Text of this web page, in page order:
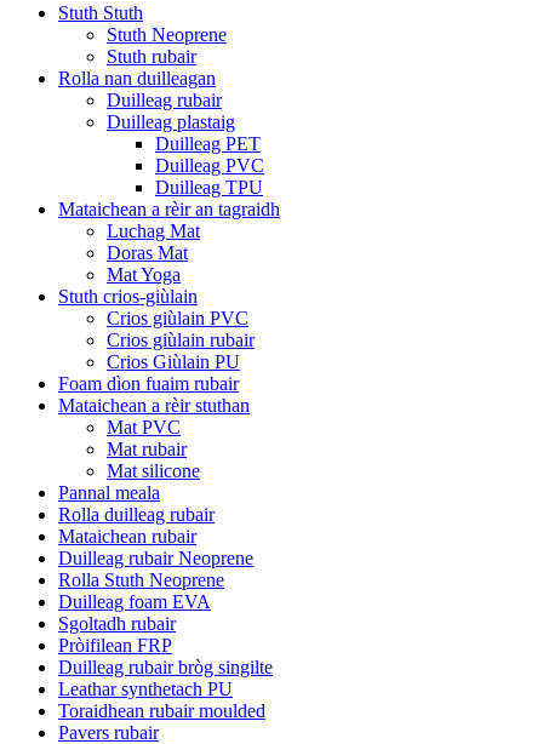
Stuth Stuth
Stuth Neoprene
Stuth rubair
Rolla nan duilleagan
Duilleag rubair
Duilleag plastaig
Duilleag PET
Duilleag PVC
Duilleag TPU
Mataichean a rèir an tagraidh
Luchag Mat
Doras Mat
Mat Yoga
Stuth crios-giùlain
Crios giùlain PVC
Crios giùlain rubair
Crios Giùlain PU
Foam dìon fuaim rubair
Mataichean a rèir stuthan
Mat PVC
Mat rubair
Mat silicone
Pannal meala
Rolla duilleag rubair
Mataichean rubair
Duilleag rubair Neoprene
Rolla Stuth Neoprene
Duilleag foam EVA
Sgoltadh rubair
Pròifilean FRP
Duilleag rubair bròg singilte
Leathar synthetach PU
Toraidhean rubair moulded
Pavers rubair